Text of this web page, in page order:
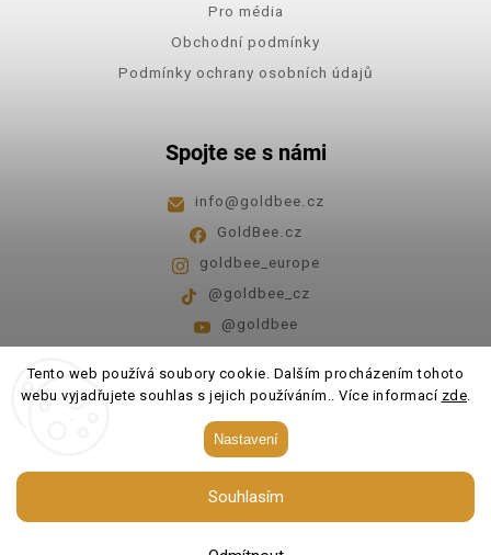
Tento web používá soubory cookie. Dalším procházením tohoto
webu vyjadřujete souhlas s jejich používáním.. Více informací zde.
Nastavení
Souhlasím
Pro média
Obchodní podmínky
Podmínky ochrany osobních údajů
Spojte se s námi
info@goldbee.cz
GoldBee.cz
goldbee_europe
@goldbee_cz
@goldbee
Pondělí - pátek 8:00-14:00
GoldBee. Všechna práva vyhrazena.
Upravit nastavení cookies
Shoptet| DesignShoptak.cz.